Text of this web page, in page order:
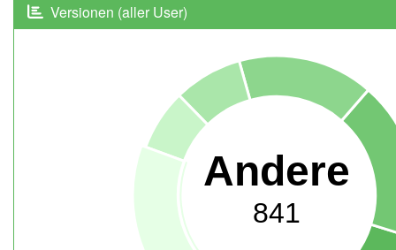
Versionen (aller User)
Andere
841